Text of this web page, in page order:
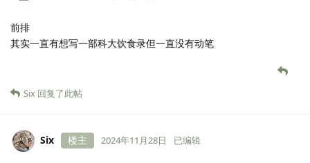
前排
其实一直有想写一部科大饮食录但一直没有动笔
Six 回复了此帖
Six 楼主 2024年11月28日 已编辑